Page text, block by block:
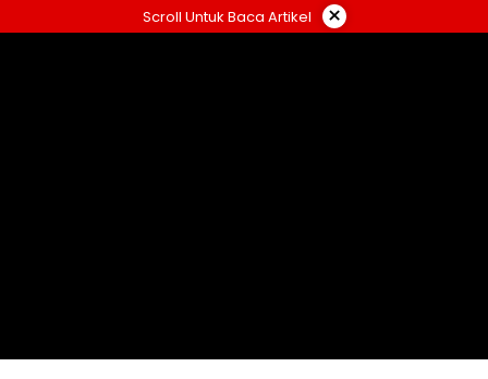
ke
Scroll Untuk Baca Artikel ×